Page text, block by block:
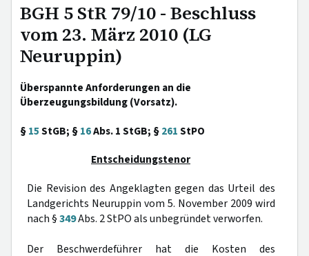
BGH 5 StR 79/10 - Beschluss
vom 23. März 2010 (LG
Neuruppin)
Überspannte Anforderungen an die
Überzeugungsbildung (Vorsatz).
§15StGB; §16Abs. 1 StGB; §261StPO
Entscheidungstenor
Die Revision des Angeklagten gegen das Urteil des
Landgerichts Neuruppin vom 5. November 2009 wird
nach §349Abs. 2 StPO als unbegründet verworfen.
Der Beschwerdeführer hat die Kosten des